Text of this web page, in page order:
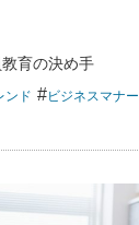
育の決め手
ンド #ビジネスマナー